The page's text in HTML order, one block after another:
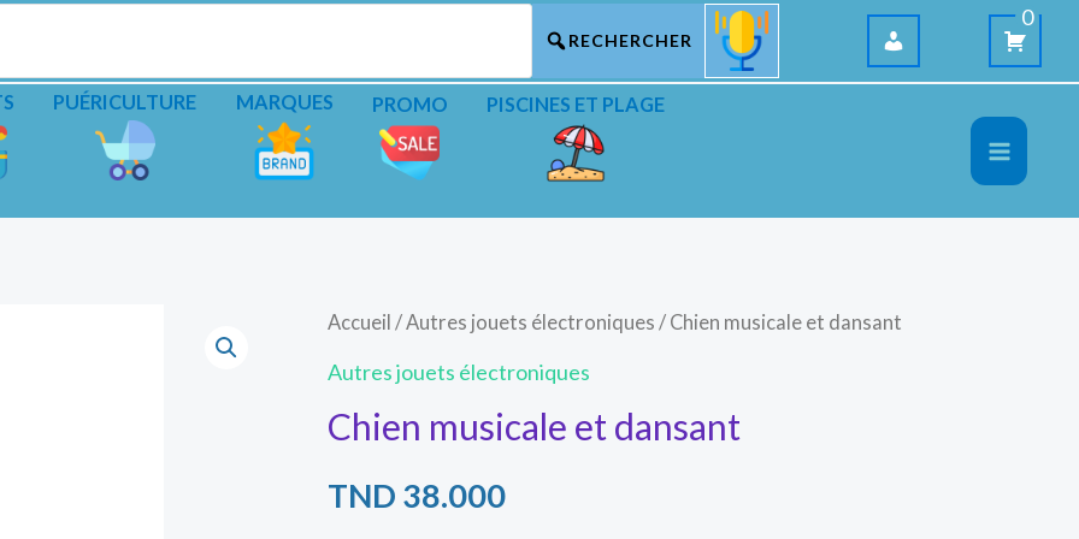
0
PUÉRICULTURE MARQUES PROMO PISCINES ET PLAGE
Accueil /Autres jouets électroniques / Chien musicale et dansant
Autres jouets électroniques
Chien musicale et dansant
TND 38.000
quantité
de
musicale
et